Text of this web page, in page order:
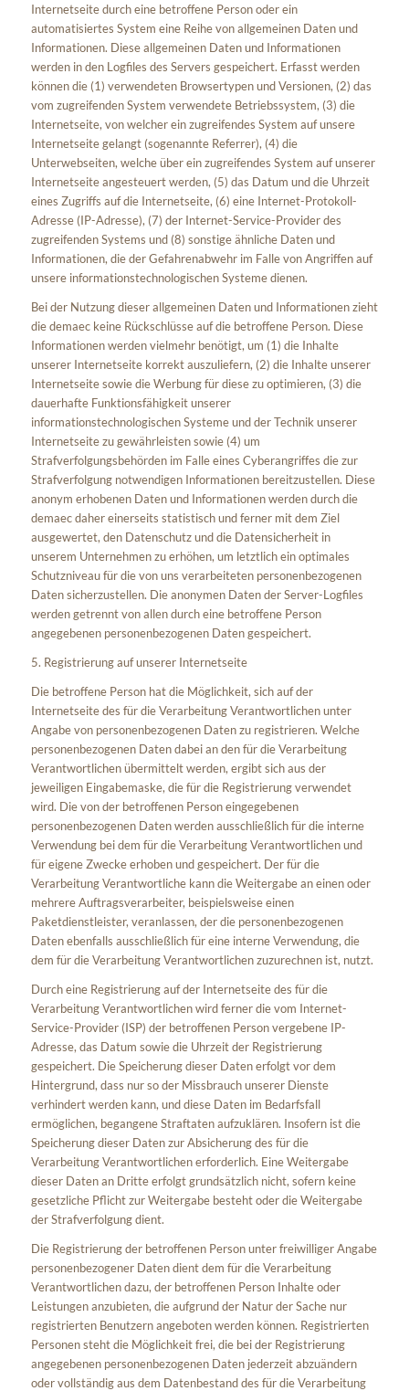
Internetseite durch eine betroffene Person oder ein
automatisiertes System eine Reihe von allgemeinen Daten und
Informationen. Diese allgemeinen Daten und Informationen
werden in den Logfiles des Servers gespeichert. Erfasst werden
können die (1) verwendeten Browsertypen und Versionen, (2) das
vom zugreifenden System verwendete Betriebssystem, (3) die
Internetseite, von welcher ein zugreifendes System auf unsere
Internetseite gelangt (sogenannte Referrer), (4) die
Unterwebseiten, welche über ein zugreifendes System auf unserer
Internetseite angesteuert werden, (5) das Datum und die Uhrzeit
eines Zugriffs auf die Internetseite, (6) eine Internet-Protokoll-
Adresse (IP-Adresse), (7) der Internet-Service-Provider des
zugreifenden Systems und (8) sonstige ähnliche Daten und
Informationen, die der Gefahrenabwehr im Falle von Angriffen auf
unsere informationstechnologischen Systeme dienen.
Bei der Nutzung dieser allgemeinen Daten und Informationen zieht
die demaec keine Rückschlüsse auf die betroffene Person. Diese
Informationen werden vielmehr benötigt, um (1) die Inhalte
unserer Internetseite korrekt auszuliefern, (2) die Inhalte unserer
Internetseite sowie die Werbung für diese zu optimieren, (3) die
dauerhafte Funktionsfähigkeit unserer
informationstechnologischen Systeme und der Technik unserer
Internetseite zu gewährleisten sowie (4) um
Strafverfolgungsbehörden im Falle eines Cyberangriffes die zur
Strafverfolgung notwendigen Informationen bereitzustellen. Diese
anonym erhobenen Daten und Informationen werden durch die
demaec daher einerseits statistisch und ferner mit dem Ziel
ausgewertet, den Datenschutz und die Datensicherheit in
unserem Unternehmen zu erhöhen, um letztlich ein optimales
Schutzniveau für die von uns verarbeiteten personenbezogenen
Daten sicherzustellen. Die anonymen Daten der Server-Logfiles
werden getrennt von allen durch eine betroffene Person
angegebenen personenbezogenen Daten gespeichert.
5. Registrierung auf unserer Internetseite
Die betroffene Person hat die Möglichkeit, sich auf der
Internetseite des für die Verarbeitung Verantwortlichen unter
Angabe von personenbezogenen Daten zu registrieren. Welche
personenbezogenen Daten dabei an den für die Verarbeitung
Verantwortlichen übermittelt werden, ergibt sich aus der
jeweiligen Eingabemaske, die für die Registrierung verwendet
wird. Die von der betroffenen Person eingegebenen
personenbezogenen Daten werden ausschließlich für die interne
Verwendung bei dem für die Verarbeitung Verantwortlichen und
für eigene Zwecke erhoben und gespeichert. Der für die
Verarbeitung Verantwortliche kann die Weitergabe an einen oder
mehrere Auftragsverarbeiter, beispielsweise einen
Paketdienstleister, veranlassen, der die personenbezogenen
Daten ebenfalls ausschließlich für eine interne Verwendung, die
dem für die Verarbeitung Verantwortlichen zuzurechnen ist, nutzt.
Durch eine Registrierung auf der Internetseite des für die
Verarbeitung Verantwortlichen wird ferner die vom Internet-
Service-Provider (ISP) der betroffenen Person vergebene IP-
Adresse, das Datum sowie die Uhrzeit der Registrierung
gespeichert. Die Speicherung dieser Daten erfolgt vor dem
Hintergrund, dass nur so der Missbrauch unserer Dienste
verhindert werden kann, und diese Daten im Bedarfsfall
ermöglichen, begangene Straftaten aufzuklären. Insofern ist die
Speicherung dieser Daten zur Absicherung des für die
Verarbeitung Verantwortlichen erforderlich. Eine Weitergabe
dieser Daten an Dritte erfolgt grundsätzlich nicht, sofern keine
gesetzliche Pflicht zur Weitergabe besteht oder die Weitergabe
der Strafverfolgung dient.
Die Registrierung der betroffenen Person unter freiwilliger Angabe
personenbezogener Daten dient dem für die Verarbeitung
Verantwortlichen dazu, der betroffenen Person Inhalte oder
Leistungen anzubieten, die aufgrund der Natur der Sache nur
registrierten Benutzern angeboten werden können. Registrierten
Personen steht die Möglichkeit frei, die bei der Registrierung
angegebenen personenbezogenen Daten jederzeit abzuändern
oder vollständig aus dem Datenbestand des für die Verarbeitung